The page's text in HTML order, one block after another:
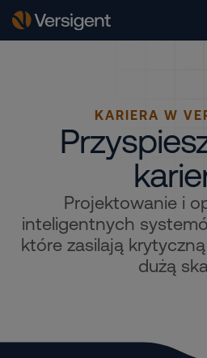
KARIERA W
Projektowanie i
inteligentnych
które zasilają
dużą